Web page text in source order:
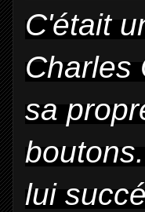
C'était
Charles
sa
lui